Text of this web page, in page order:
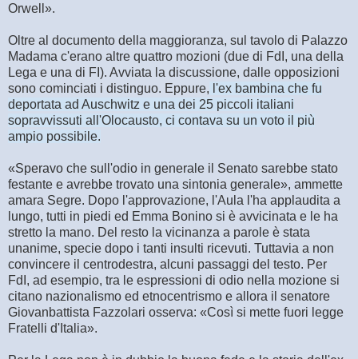
Orwell».
Oltre al documento della maggioranza, sul tavolo di Palazzo
Madama c'erano altre quattro mozioni (due di FdI, una della
Lega e una di FI). Avviata la discussione, dalle opposizioni
sono cominciati i distinguo. Eppure, l'ex bambina che fu
deportata ad Auschwitz e una dei 25 piccoli italiani
sopravvissuti all'Olocausto, ci contava su un voto il più
ampio possibile.
«Speravo che sull'odio in generale il Senato sarebbe stato
festante e avrebbe trovato una sintonia generale», ammette
amara Segre. Dopo l'approvazione, l'Aula l'ha applaudita a
lungo, tutti in piedi ed Emma Bonino si è avvicinata e le ha
stretto la mano. Del resto la vicinanza a parole è stata
unanime, specie dopo i tanti insulti ricevuti. Tuttavia a non
convincere il centrodestra, alcuni passaggi del testo. Per
FdI, ad esempio, tra le espressioni di odio nella mozione si
citano nazionalismo ed etnocentrismo e allora il senatore
Giovanbattista Fazzolari osserva: «Così si mette fuori legge
Fratelli d'Italia».